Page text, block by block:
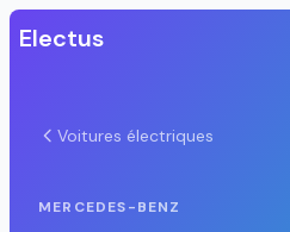
Electus
Voitures électriques
MERCEDES-BENZ